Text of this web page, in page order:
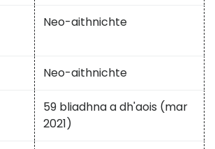
Neo-aithnichte
Neo-aithnichte
59 bliadhna a dh'aois (mar
2021)